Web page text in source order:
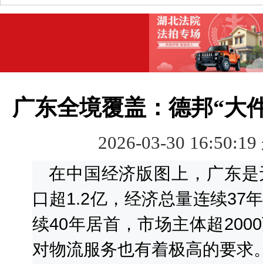
广东全境覆盖：德邦“大
2026-03-30
在中国经济版图上，广东
口超1.2亿，经济总量连续37
续40年居首，市场主体超
对物流服务也有着极高的要求